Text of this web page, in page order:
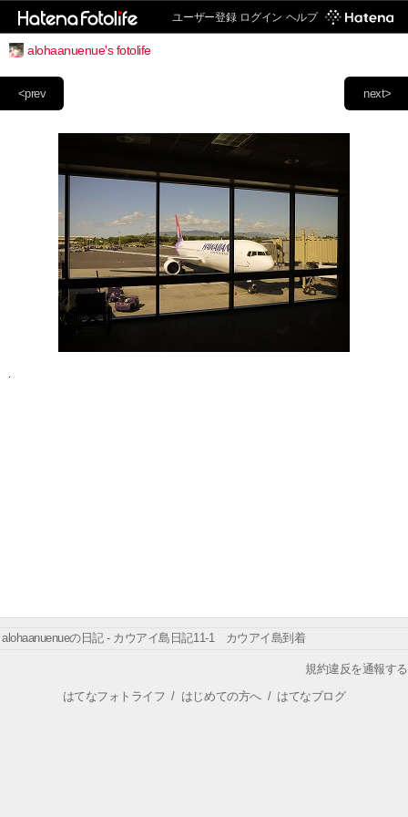
ユーザー登録 ログイン ヘルプ
alohaanuenue's fotolife
next>
<prev
alohaanuenueの日記 - カウアイ島日記11-1 カウアイ島到着
規約違反を通報する
はてなフォトライフ / はじめての方へ/ はてなブログ